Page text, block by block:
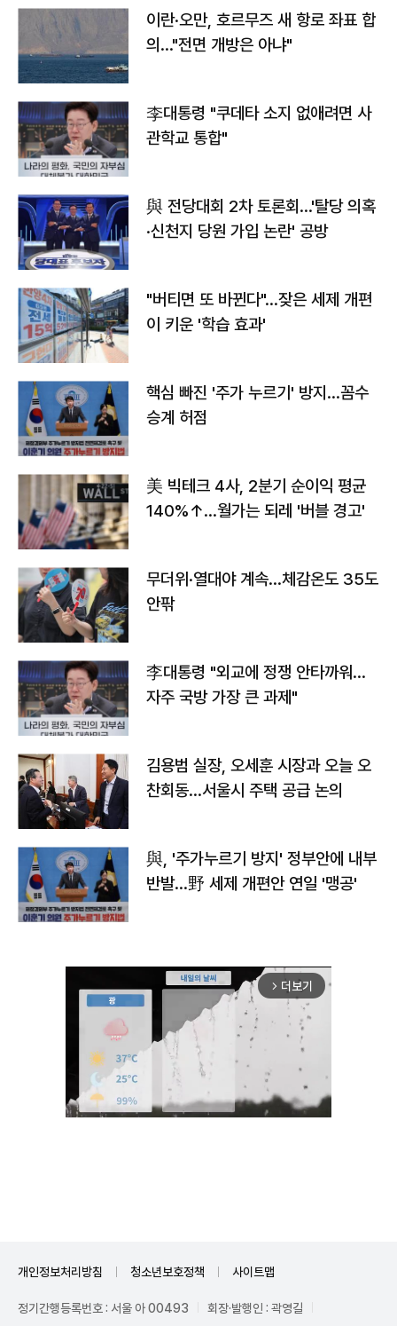
이란·오만, 호르무즈 새 항로 좌표 합
의…"전면 개방은 아냐"
李대통령 "쿠데타 소지 없애려면 사
관학교 통합"
與 전당대회 2차 토론회…'탈당 의혹
·신천지 당원 가입 논란' 공방
"버티면 또 바뀐다"…잦은 세제 개편
이 키운 '학습 효과'
핵심 빠진 '주가 누르기' 방지…꼼수
승계 허점
美 빅테크 4사, 2분기 순이익 평균
140%↑…월가는 되레 '버블 경고'
무더위·열대야 계속…체감온도 35도
안팎
李대통령 "외교에 정쟁 안타까워…
자주 국방 가장 큰 과제"
김용범 실장, 오세훈 시장과 오늘 오
찬회동...서울시 주택 공급 논의
與, '주가누르기 방지' 정부안에 내부
반발…野 세제 개편안 연일 '맹공'
arrow_forward_ios 더보기
개인정보처리방침 청소년보호정책 사이트맵
정기간행등록번호 : 서울 아 00493
회장·발행인 : 곽영길